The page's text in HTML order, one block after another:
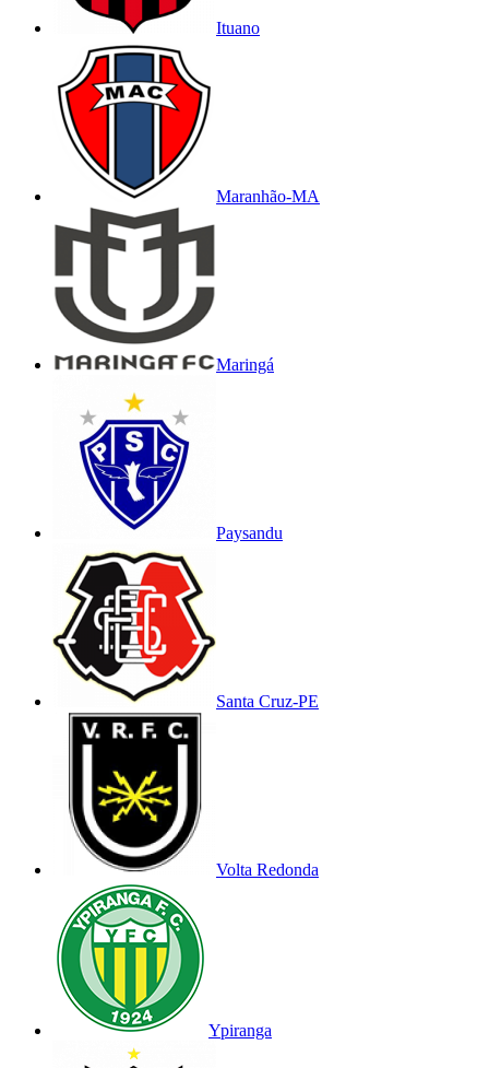
Ituano
Maranhão-MA
Maringá
Paysandu
Santa Cruz-PE
Volta Redonda
Ypiranga